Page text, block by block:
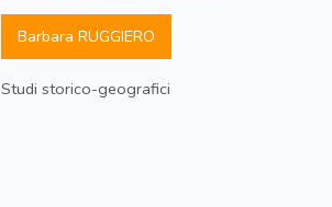
Barbara RUGGIERO
Studi storico-geografici